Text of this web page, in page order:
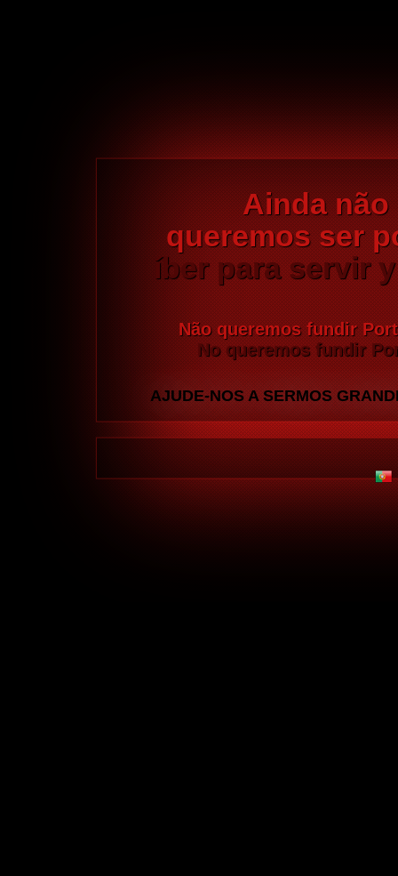
Ainda não
queremos ser
íber para servir
Não queremos fundir
No queremos fundir
AJUDE-NOS A SERMOS